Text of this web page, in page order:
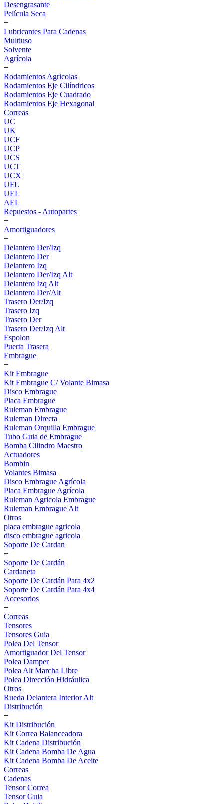
Desengrasante
Película Seca
+
Lubricantes Para Cadenas
Multiuso
Solvente
Agrícola
+
Rodamientos Agricolas
Rodamientos Eje Cilíndricos
Rodamientos Eje Cuadrado
Rodamientos Eje Hexagonal
Correas
UC
UK
UCF
UCP
UCS
UCT
UCX
UFL
UEL
AEL
Repuestos - Autopartes
+
Amortiguadores
+
Delantero Der/Izq
Delantero Der
Delantero Izq
Delantero Der/Izq Alt
Delantero Izq Alt
Delantero Der/Alt
Trasero Der/Izq
Trasero Izq
Trasero Der
Trasero Der/Izq Alt
Espolon
Puerta Trasera
Embrague
+
Kit Embrague
Kit Embrague C/ Volante Bimasa
Disco Embrague
Placa Embrague
Ruleman Embrague
Ruleman Directa
Ruleman Orquilla Embrague
Tubo Guia de Embrague
Bomba Cilindro Maestro
Actuadores
Bombin
Volantes Bimasa
Disco Embrague Agrícola
Placa Embrague Agrícola
Ruleman Agricola Embrague
Ruleman Embrague Alt
Otros
placa embrague agricola
disco embrague agricola
Soporte De Cardan
+
Soporte De Cardán
Cardaneta
Soporte De Cardán Para 4x2
Soporte De Cardán Para 4x4
Accesorios
+
Correas
Tensores
Tensores Guia
Polea Del Tensor
Amortiguador Del Tensor
Polea Damper
Polea Alt Marcha Libre
Polea Dirección Hidráulica
Otros
Rueda Delantera Interior Alt
Distribución
+
Kit Distribución
Kit Correa Balanceadora
Kit Cadena Distribución
Kit Cadena Bomba De Agua
Kit Cadena Bomba De Aceite
Correas
Cadenas
Tensor Correa
Tensor Guia